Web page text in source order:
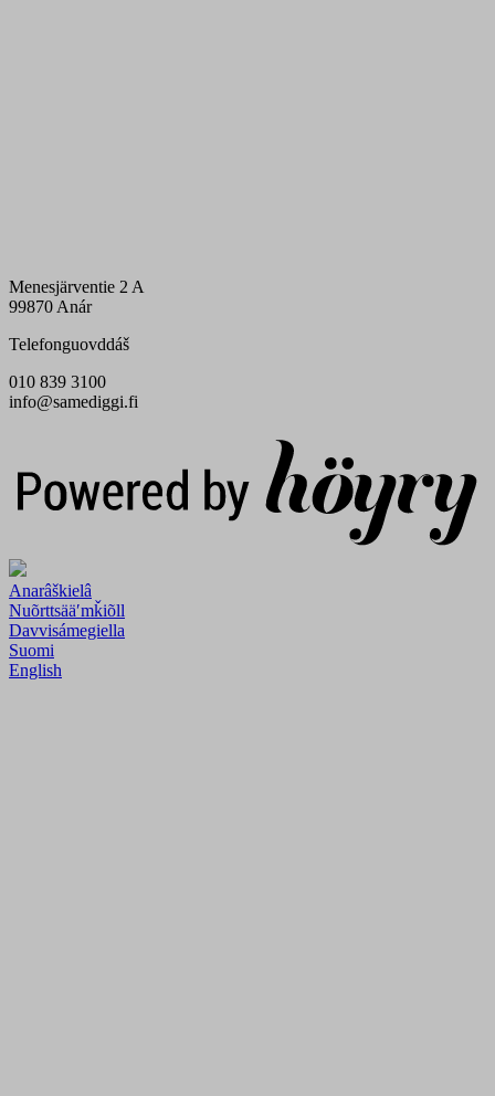
Menesjärventie 2 A
99870 Anár
Telefonguovddáš
010 839 3100
info@samediggi.fi
Anarâškielâ
Nuõrttsääʹmǩiõll
Davvisámegiella
Suomi
English